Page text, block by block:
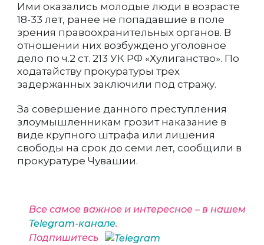
Ими оказались молодые люди в возрасте
18-33 лет, ранее не попадавшие в поле
зрения правоохранительных органов. В
отношении них возбуждено уголовное
дело по ч.2 ст. 213 УК РФ «Хулиганство». По
ходатайству прокуратуры трех
задержанных заключили под стражу.
За совершение данного преступления
злоумышленникам грозит наказание в
виде крупного штрафа или лишения
свободы на срок до семи лет, сообщили в
прокуратуре Чувашии.
Все самое важное и интересное – в нашем
Telegram-канале.
Подпишитесь